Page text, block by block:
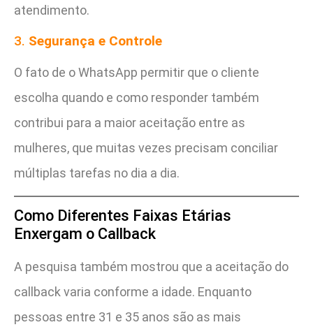
atendimento.
3. Segurança e Controle
O fato de o WhatsApp permitir que o cliente
escolha quando e como responder também
contribui para a maior aceitação entre as
mulheres, que muitas vezes precisam conciliar
múltiplas tarefas no dia a dia.
Como Diferentes Faixas Etárias
Enxergam o Callback
A pesquisa também mostrou que a aceitação do
callback varia conforme a idade. Enquanto
pessoas entre 31 e 35 anos são as mais